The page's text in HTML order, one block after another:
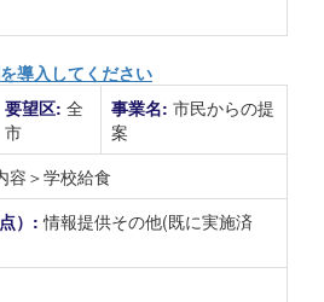
導入してください
要望区: 全
市
事業名: 市民からの提
案
容＞学校給食
）:情報提供その他(既に実施済